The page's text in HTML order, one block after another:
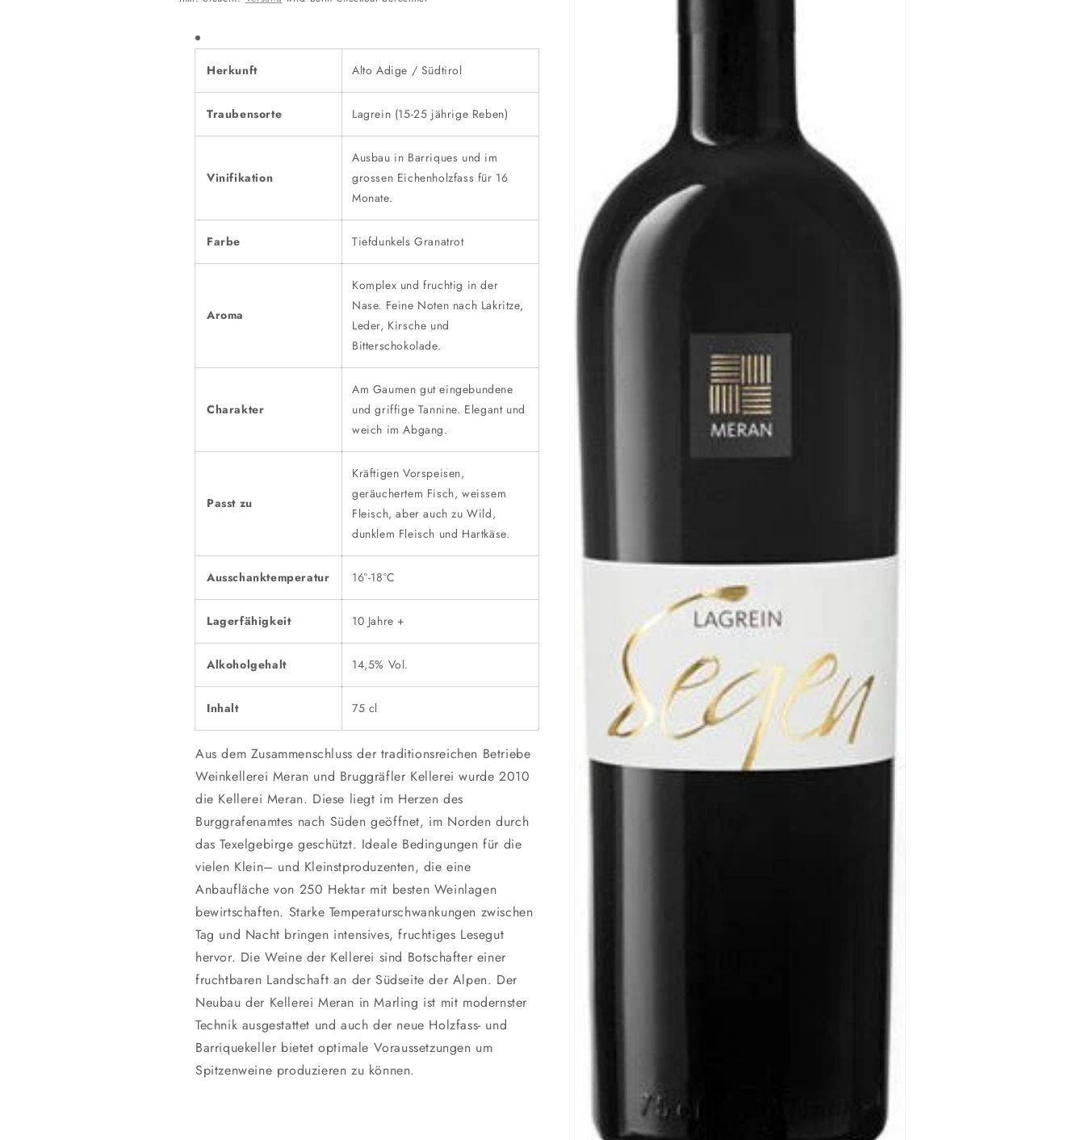
Herkunft Alto Adige / Südtirol
Traubensorte Lagrein (15-25 jährige Reben)
Vinifikation
Ausbau in Barriques und im
grossen Eichenholzfass für 16
Monate.
Farbe Tiefdunkels Granatrot
Aroma
Komplex und fruchtig in der
Nase. Feine Noten nach Lakritze,
Leder, Kirsche und
Bitterschokolade.
Charakter
Am Gaumen gut eingebundene
und griffige Tannine. Elegant und
weich im Abgang.
Passt zu
Kräftigen Vorspeisen,
geräuchertem Fisch, weissem
Fleisch, aber auch zu Wild,
dunklem Fleisch und Hartkäse.
Ausschanktemperatur 16°-18°C
Lagerfähigkeit 10 Jahre +
Alkoholgehalt 14,5% Vol.
Inhalt 75 cl
Aus dem Zusammenschluss der traditionsreichen Betriebe
Weinkellerei Meran und Bruggräfler Kellerei wurde 2010
die Kellerei Meran. Diese liegt im Herzen des
Burggrafenamtes nach Süden geöffnet, im Norden durch
das Texelgebirge geschützt. Ideale Bedingungen für die
vielen Klein– und Kleinstproduzenten, die eine
Anbaufläche von 250 Hektar mit besten Weinlagen
bewirtschaften. Starke Temperaturschwankungen zwischen
Tag und Nacht bringen intensives, fruchtiges Lesegut
hervor. Die Weine der Kellerei sind Botschafter einer
fruchtbaren Landschaft an der Südseite der Alpen. Der
Neubau der Kellerei Meran in Marling ist mit modernster
Technik ausgestattet und auch der neue Holzfass- und
Barriquekeller bietet optimale Voraussetzungen um
Spitzenweine produzieren zu können.